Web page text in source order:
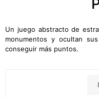
Un juego abstracto de
monumentos y ocultan
conseguir más puntos.